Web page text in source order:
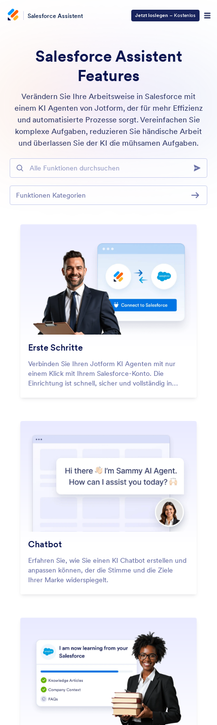
Salesforce Assistent Jetzt loslegen – Kostenlos
Salesforce Assistent
Features
Verändern Sie Ihre Arbeitsweise in Salesforce mit
einem KI Agenten von Jotform, der für mehr Effizienz
und automatisierte Prozesse sorgt. Vereinfachen Sie
komplexe Aufgaben, reduzieren Sie händische Arbeit
und überlassen Sie der KI die mühsamen Aufgaben.
Alle Funktionen durchsuchen
Erste Schritte
Verbinden Sie Ihren Jotform KI Agenten mit nur
einem Klick mit Ihrem Salesforce-Konto. Die
Einrichtung ist schnell, sicher und vollständig in
Chatbot
Erfahren Sie, wie Sie einen KI Chatbot erstellen und
anpassen können, der die Stimme und die Ziele
Ihrer Marke widerspiegelt.
Funktionen Kategorien